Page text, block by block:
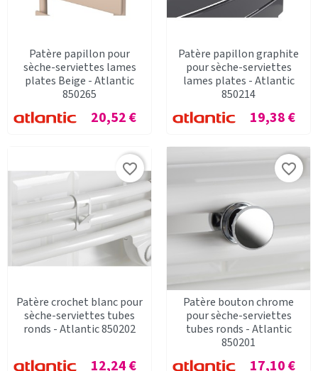
Patère papillon pour
sèche-serviettes lames
plates Beige - Atlantic
850265
Prix
20,52 €
Patère papillon graphite
pour sèche-serviettes
lames plates - Atlantic
850214
Prix
19,38 €
Patère crochet blanc pour
sèche-serviettes tubes
ronds - Atlantic 850202
Prix
12,24 €
favorite_border
Patère bouton chrome
pour sèche-serviettes
tubes ronds - Atlantic
850201
Prix
17,10 €
favorite_border